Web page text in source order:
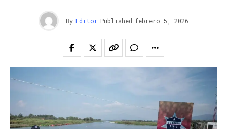
By Editor Published febrero 5, 2026